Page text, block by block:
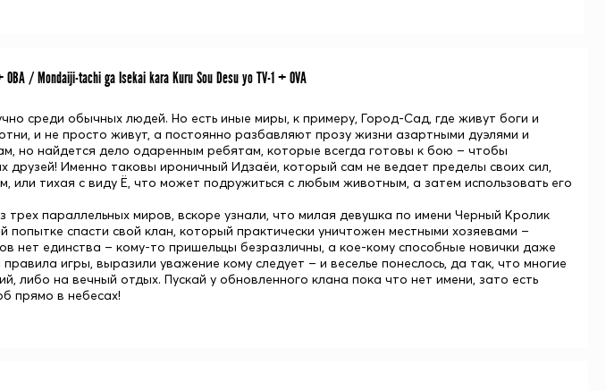
/ Mondaiji-tachi ga Isekai kara Kuru Sou Desu yo TV-1 + OVA
среди обычных людей. Но есть иные миры, к примеру, Город-Сад, где живут боги и
и не просто живут, а постоянно разбавляют прозу жизни азартными дуэлями и
но найдется дело одаренным ребятам, которые всегда готовы к бою – чтобы
друзей! Именно таковы ироничный Идзаёи, который сам не ведает пределы своих сил,
или тихая с виду Ё, что может подружиться с любым животным, а затем использовать его
трех параллельных миров, вскоре узнали, что милая девушка по имени Черный Кролик
попытке спасти свой клан, который практически уничтожен местными хозяевами –
нет единства – кому-то пришельцы безразличны, а кое-кому способные новички даже
игры, выразили уважение кому следует – и веселье понеслось, да так, что многие
либо на вечный отдых. Пускай у обновленного клана пока что нет имени, зато есть
прямо в небесах!